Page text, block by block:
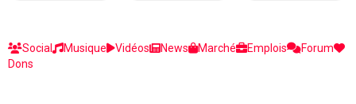
Social Musique Vidéos News Marché Emplois
Forum
Dons